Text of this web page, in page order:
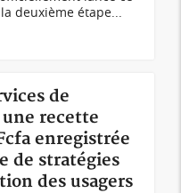
deuxième étape...
de
recette
enregistrée
de stratégies
des usagers